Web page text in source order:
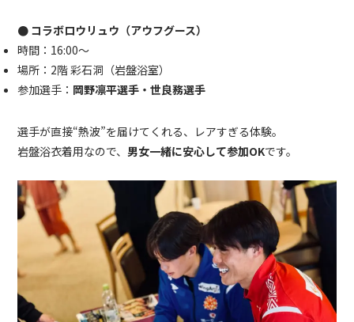
● コラボロウリュウ（アウフグース）
時間：16:00〜
場所：2階 彩石洞（岩盤浴室）
参加選手： 岡野凛平選手・世良務選手
選手が直接“熱波”を届けてくれる、レアすぎる体験。
岩盤浴衣着用なので、男女一緒に安心して参加OKです。